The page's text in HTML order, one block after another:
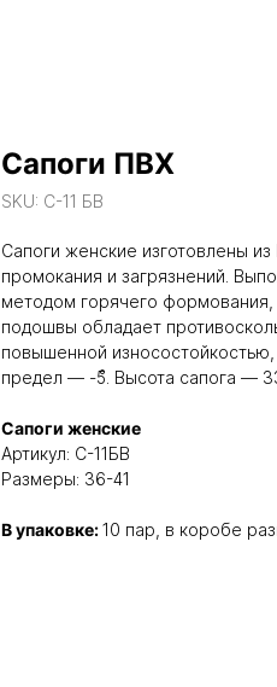
Сапоги ПВХ
SKU: С-11 БВ
Сапоги женские изготовлены
промокания и загрязнений.
методом горячего
подошвы обладает
повышенной
предел — -5ͦ. Высота сапога —
Сапоги женские
Артикул: С-11БВ
Размеры: 36-41
В упаковке:10 пар, в коробе